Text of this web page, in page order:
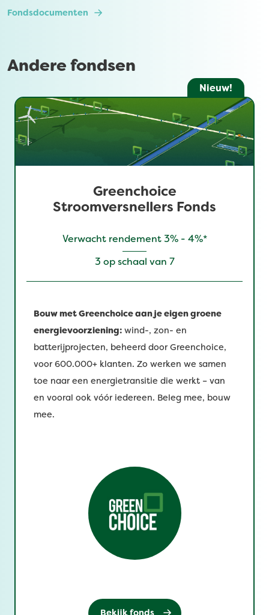
Fondsdocumenten
Andere fondsen
Nieuw!
Greenchoice
Stroomversnellers Fonds
Verwacht rendement 3% - 4%*
3 op schaal van 7
Bouw met Greenchoice aan je eigen groene
energievoorziening: wind-, zon- en
batterijprojecten, beheerd door Greenchoice,
voor 600.000+ klanten. Zo werken we samen
toe naar een energietransitie die werkt – van
en vooral ook vóór iedereen. Beleg mee, bouw
mee.
Bekijk fonds